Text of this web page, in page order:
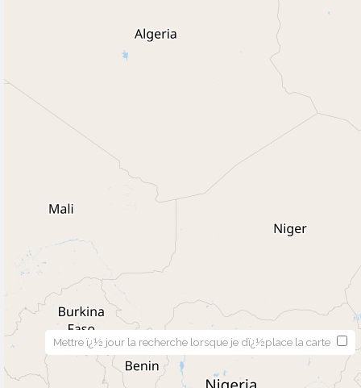
Mettre ï¿½ jour la recherche lorsque je dï¿½place la carte